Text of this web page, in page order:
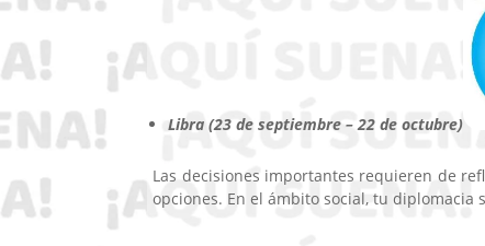
Libra (23 de septiembre – 22 de octubre)
Las decisiones importantes requieren de
opciones. En el ámbito social, tu diplomacia